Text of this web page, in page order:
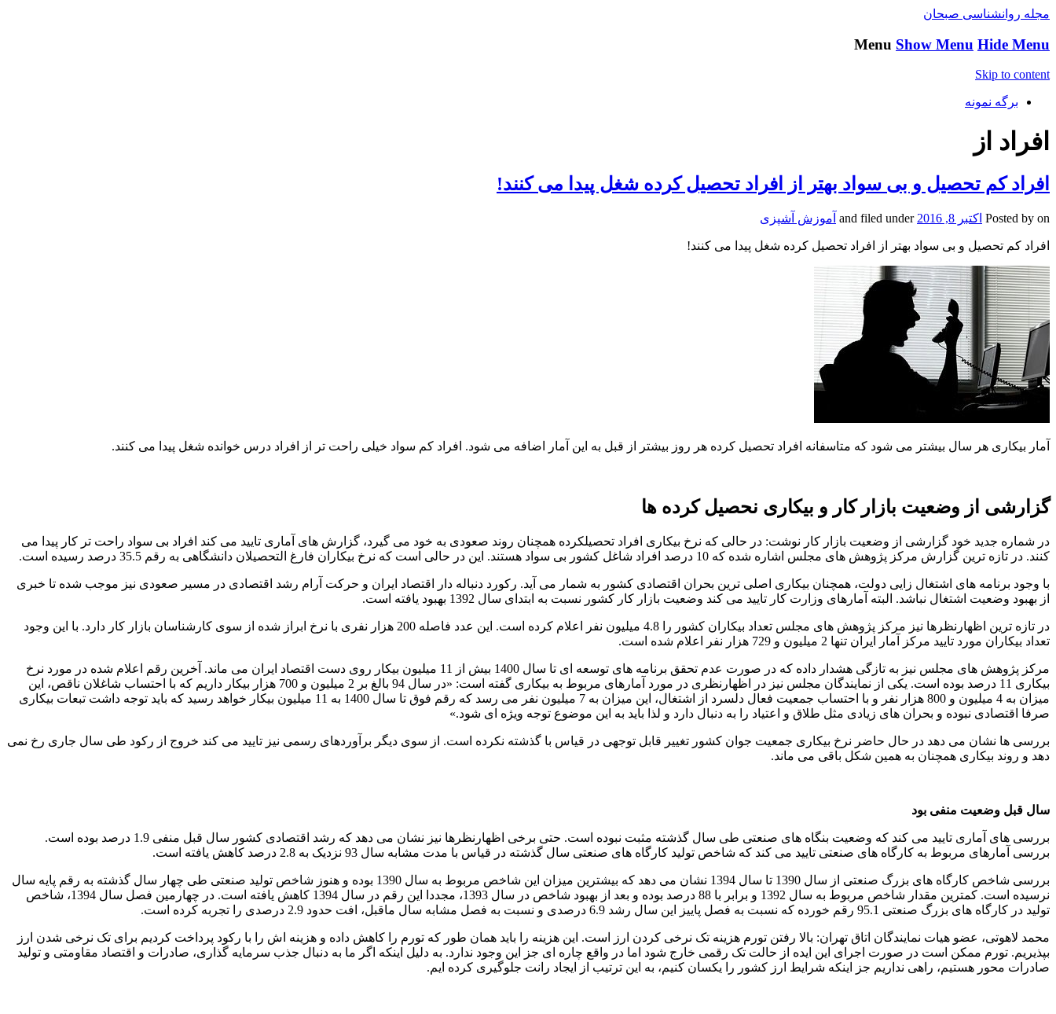
مجله روانشناسی صبحان
Menu Show Menu Hide Menu
Skip to content
برگه نمونه
افراد از
افراد کم تحصیل و بی سواد بهتر از افراد تحصیل کرده شغل پیدا می کنند!
Posted by on اکتبر 8, 2016 and filed under آموزش آشپزی
افراد کم تحصیل و بی سواد بهتر از افراد تحصیل کرده شغل پیدا می کنند!
آمار بیکاری هر سال بیشتر می شود که متاسفانه افراد تحصیل کرده هر روز بیشتر از قبل به این آمار اضافه می شود. افراد کم سواد خیلی راحت تر از افراد درس خوانده شغل پیدا می کنند.
گزارشی از وضعیت بازار کار و بیکاری نحصیل کرده ها
در شماره جدید خود گزارشی از وضعیت بازار کار نوشت: در حالی که نرخ بیکاری افراد تحصیلکرده همچنان روند صعودی به خود می گیرد، گزارش های آماری تایید می کند افراد بی سواد راحت تر کار پیدا می
کنند. در تازه ترین گزارش مرکز پژوهش های مجلس اشاره شده که 10 درصد افراد شاغل کشور بی سواد هستند. این در حالی است که نرخ بیکاران فارغ التحصیلان دانشگاهی به رقم 35.5 درصد رسیده است.
با وجود برنامه های اشتغال زایی دولت، همچنان بیکاری اصلی ترین بحران اقتصادی کشور به شمار می آید. رکورد دنباله دار اقتصاد ایران و حرکت آرام رشد اقتصادی در مسیر صعودی نیز موجب شده تا خبری
از بهبود وضعیت اشتغال نباشد. البته آمارهای وزارت کار تایید می کند وضعیت بازار کار کشور نسبت به ابتدای سال 1392 بهبود یافته است.
در تازه ترین اظهارنظرها نیز مرکز پژوهش های مجلس تعداد بیکاران کشور را 4.8 میلیون نفر اعلام کرده است. این عدد فاصله 200 هزار نفری با نرخ ابراز شده از سوی کارشناسان بازار کار دارد. با این وجود
تعداد بیکاران مورد تایید مرکز آمار ایران تنها 2 میلیون و 729 هزار نفر اعلام شده است.
مرکز پژوهش های مجلس نیز به تازگی هشدار داده که در صورت عدم تحقق برنامه های توسعه ای تا سال 1400 بیش از 11 میلیون بیکار روی دست اقتصاد ایران می ماند. آخرین رقم اعلام شده در مورد نرخ
بیکاری 11 درصد بوده است. یکی از نمایندگان مجلس نیز در اظهارنظری در مورد آمارهای مربوط به بیکاری گفته است: «در سال 94 بالغ بر 2 میلیون و 700 هزار بیکار داریم که با احتساب شاغلان ناقص، این
میزان به 4 میلیون و 800 هزار نفر و با احتساب جمعیت فعال دلسرد از اشتغال، این میزان به 7 میلیون نفر می رسد که رقم فوق تا سال 1400 به 11 میلیون بیکار خواهد رسید که باید توجه داشت تبعات بیکاری
صرفا اقتصادی نبوده و بحران های زیادی مثل طلاق و اعتیاد را به دنبال دارد و لذا باید به این موضوع توجه ویژه ای شود.»
بررسی ها نشان می دهد در حال حاضر نرخ بیکاری جمعیت جوان کشور تغییر قابل توجهی در قیاس با گذشته نکرده است. از سوی دیگر برآوردهای رسمی نیز تایید می کند خروج از رکود طی سال جاری رخ نمی
دهد و روند بیکاری همچنان به همین شکل باقی می ماند.
سال قبل وضعیت منفی بود
بررسی های آماری تایید می کند که وضعیت بنگاه های صنعتی طی سال گذشته مثبت نبوده است. حتی برخی اظهارنظرها نیز نشان می دهد که رشد اقتصادی کشور سال قبل منفی 1.9 درصد بوده است.
بررسی آمارهای مربوط به کارگاه های صنعتی تایید می کند که شاخص تولید کارگاه های صنعتی سال گذشته در قیاس با مدت مشابه سال 93 نزدیک به 2.8 درصد کاهش یافته است.
بررسی شاخص کارگاه های بزرگ صنعتی از سال 1390 تا سال 1394 نشان می دهد که بیشترین میزان این شاخص مربوط به سال 1390 بوده و هنوز شاخص تولید صنعتی طی چهار سال گذشته به رقم پایه سال
نرسیده است. کمترین مقدار شاخص مربوط به سال 1392 و برابر با 88 درصد بوده و بعد از بهبود شاخص در سال 1393، مجددا این رقم در سال 1394 کاهش یافته است. در چهارمین فصل سال 1394، شاخص
تولید در کارگاه های بزرگ صنعتی 95.1 رقم خورده که نسبت به فصل پاییز این سال رشد 6.9 درصدی و نسبت به فصل مشابه سال ماقبل، افت حدود 2.9 درصدی را تجربه کرده است.
محمد لاهوتی، عضو هیات نمایندگان اتاق تهران: بالا رفتن تورم هزینه تک نرخی کردن ارز است. این هزینه را باید همان طور که تورم را کاهش داده و هزینه اش را با رکود پرداخت کردیم برای تک نرخی شدن ارز
بپذیریم. تورم ممکن است در صورت اجرای این ایده از حالت تک رقمی خارج شود اما در واقع چاره ای جز این وجود ندارد. به دلیل اینکه اگر ما به دنبال جذب سرمایه گذاری، صادرات و اقتصاد مقاومتی و تولید
صادرات محور هستیم، راهی نداریم جز اینکه شرایط ارز کشور را یکسان کنیم، به این ترتیب از ایجاد رانت جلوگیری کرده ایم.